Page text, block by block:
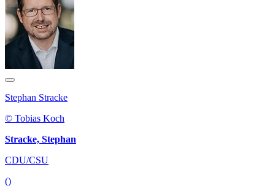
Stephan Stracke
© Tobias Koch
Stracke, Stephan
CDU/CSU
()